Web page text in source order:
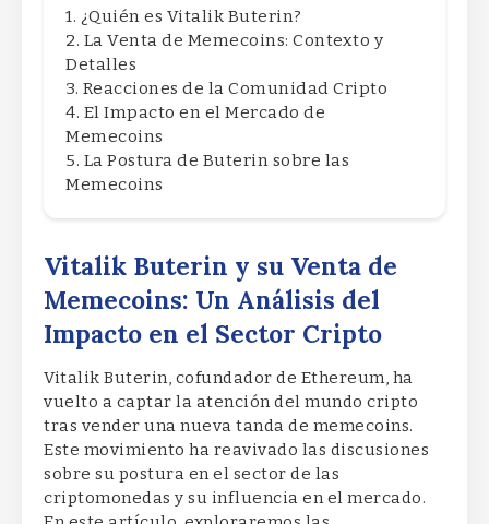
¿Quién es Vitalik Buterin?
La Venta de Memecoins: Contexto y
Detalles
Reacciones de la Comunidad Cripto
El Impacto en el Mercado de
Memecoins
La Postura de Buterin sobre las
Memecoins
Vitalik Buterin y su Venta de
Memecoins: Un Análisis del
Impacto en el Sector Cripto
Vitalik Buterin, cofundador de Ethereum, ha
vuelto a captar la atención del mundo cripto
tras vender una nueva tanda de memecoins.
Este movimiento ha reavivado las discusiones
sobre su postura en el sector de las
criptomonedas y su influencia en el mercado.